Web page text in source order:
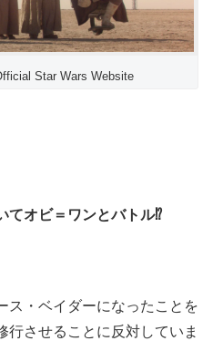
Star Wars Website
てオビ＝ワンとバトル⁉
ス・ベイダーになったことを
行させることに反対していま